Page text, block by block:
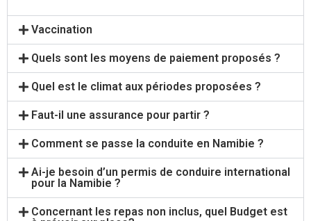
Vaccination
Quels sont les moyens de paiement proposés ?
Quel est le climat aux périodes proposées ?
Faut-il une assurance pour partir ?
Comment se passe la conduite en Namibie ?
Ai-je besoin d’un permis de conduire international
pour la Namibie ?
Concernant les repas non inclus, quel Budget est